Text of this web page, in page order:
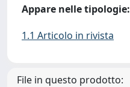
Appare nelle tipologie:
1.1 Articolo in rivista
File in questo prodotto: